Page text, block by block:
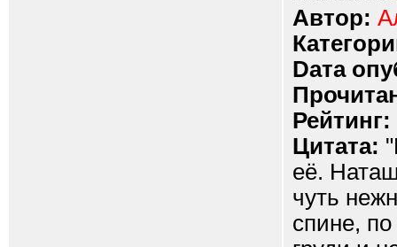
Автор:
Dата
Рейтинг:
Цитата:
её.
чуть
спине,